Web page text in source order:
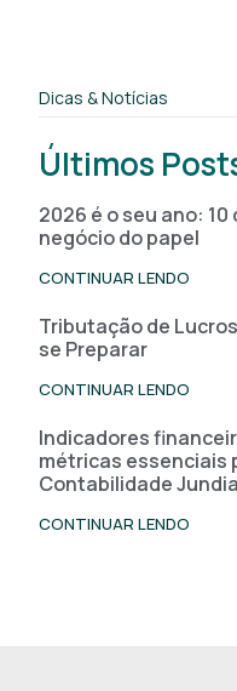
Dicas & Notícias
Últimos
2026 é o seu ano:
negócio do papel
CONTINUAR LENDO
Tributação de
se Preparar
CONTINUAR LENDO
Indicadores
métricas essenciais
Contabilidade
CONTINUAR LENDO